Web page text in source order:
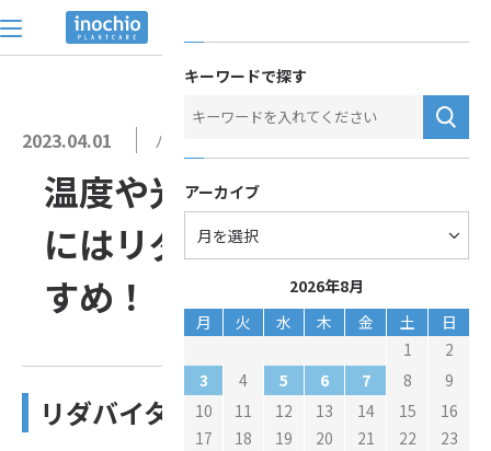
トップ>お役立ち情報
2023.04.01 バイオスティミュラント
温度や光のストレス軽減
にはリダバイタルがおす
すめ！
リダバイタルとは？
キーワードで探す
アーカイブ
2026年8月
月
火 水 木 金 土
日
1
2
3
4 5 6 7 8
9
10
11 12 13 14 15
16
17
18 19 20 21 22
23